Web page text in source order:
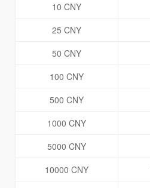
10 CNY
25 CNY
50 CNY
100 CNY
500 CNY
1000 CNY
5000 CNY
10000 CNY